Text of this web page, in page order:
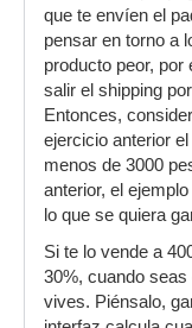
que te envíen el
pensar en torno a
producto peor, por
salir el shipping
Entonces,
ejercicio anterior
menos de 3000
anterior, el
lo que se quiera
Si te lo vende a
30%, cuando
vives. Piénsalo,